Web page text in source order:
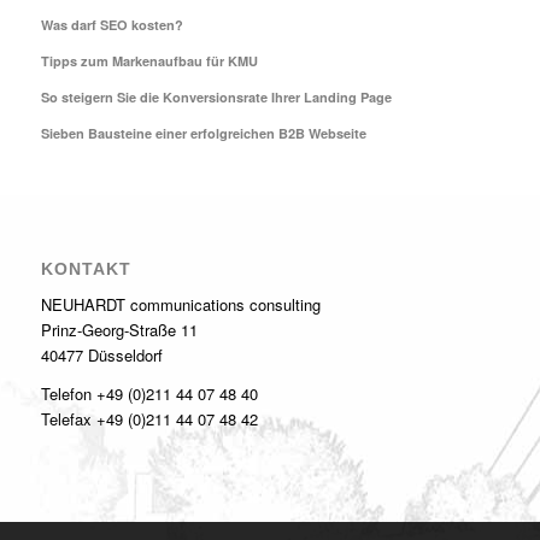
Was darf SEO kosten?
Tipps zum Markenaufbau für KMU
So steigern Sie die Konversionsrate Ihrer Landing Page
Sieben Bausteine einer erfolgreichen B2B Webseite
KONTAKT
NEUHARDT communications consulting
Prinz-Georg-Straße 11
40477 Düsseldorf
Telefon +49 (0)211 44 07 48 40
Telefax +49 (0)211 44 07 48 42